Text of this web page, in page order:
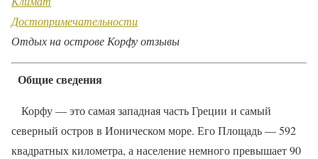
Достопримечательности
Отдых на острове Корфу отзывы
Общие сведения
Корфу — это самая западная часть Греции и самый
северный остров в Ионическом море. Его Площадь — 592
квадратных километра, а население немного превышает 90